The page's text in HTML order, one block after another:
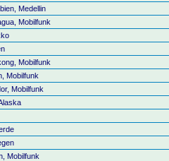
Medellin
Mobilfunk
Mobilfunk
Mobilfunk
Mobilfunk
Mobilfunk